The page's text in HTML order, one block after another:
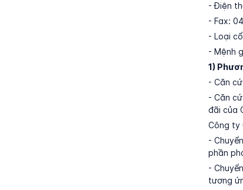
- Điện
- Fax:
- Loại
- Mệnh
1)
- Căn
- Căn
đãi của
Công ty
-
phần
-
tương